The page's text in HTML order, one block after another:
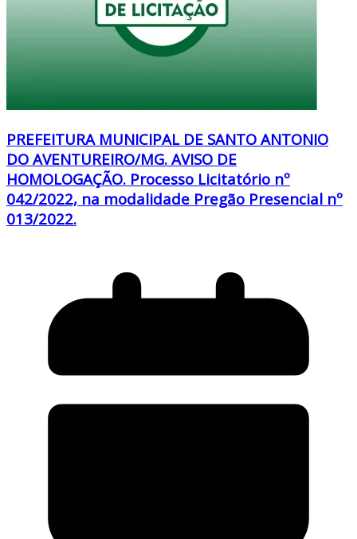
PREFEITURA MUNICIPAL DE SANTO ANTONIO
DO AVENTUREIRO/MG. AVISO DE
HOMOLOGAÇÃO. Processo Licitatório nº
042/2022, na modalidade Pregão Presencial nº
013/2022.